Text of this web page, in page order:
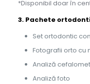
*Disponibil doar în
3. Pachete
Set ortodontic
Fotografii orto cu
Analiză
Analiză foto